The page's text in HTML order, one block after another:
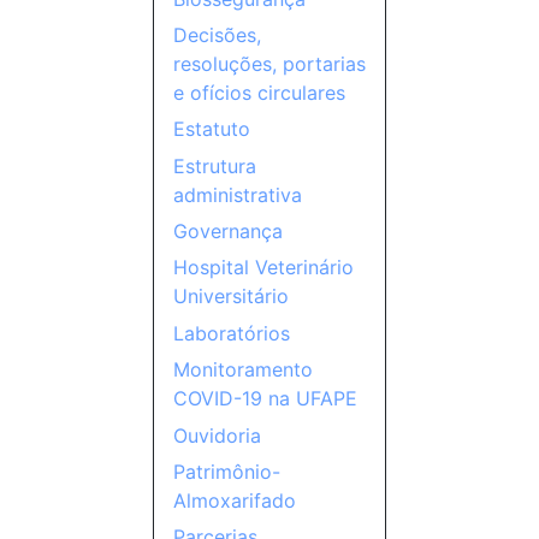
Decisões,
resoluções, portarias
e ofícios circulares
Estatuto
Estrutura
administrativa
Governança
Hospital Veterinário
Universitário
Laboratórios
Monitoramento
COVID-19 na UFAPE
Ouvidoria
Patrimônio-
Almoxarifado